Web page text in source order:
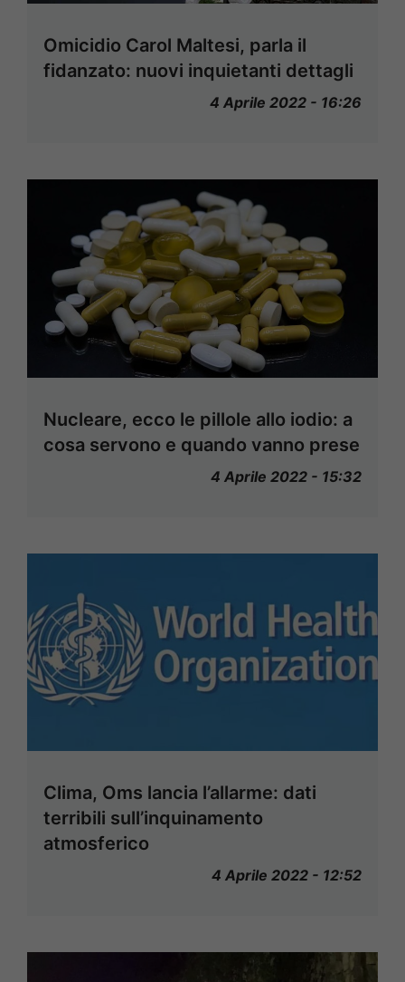
Omicidio Carol Maltesi, parla il
fidanzato: nuovi inquietanti dettagli
4 Aprile 2022 - 16:26
Nucleare, ecco le pillole allo iodio: a
cosa servono e quando vanno prese
4 Aprile 2022 - 15:32
Clima, Oms lancia l’allarme: dati
terribili sull’inquinamento
atmosferico
4 Aprile 2022 - 12:52